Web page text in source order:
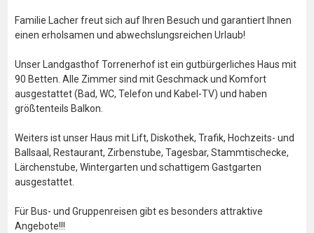
Familie Lacher freut sich auf Ihren Besuch und garantiert Ihnen
einen erholsamen und abwechslungsreichen Urlaub!
Unser Landgasthof Torrenerhof ist ein gutbürgerliches Haus mit
90 Betten. Alle Zimmer sind mit Geschmack und Komfort
ausgestattet (Bad, WC, Telefon und Kabel-TV) und haben
größtenteils Balkon.
Weiters ist unser Haus mit Lift, Diskothek, Trafik, Hochzeits- und
Ballsaal, Restaurant, Zirbenstube, Tagesbar, Stammtischecke,
Lärchenstube, Wintergarten und schattigem Gastgarten
ausgestattet.
Für Bus- und Gruppenreisen gibt es besonders attraktive
Angebote!!!